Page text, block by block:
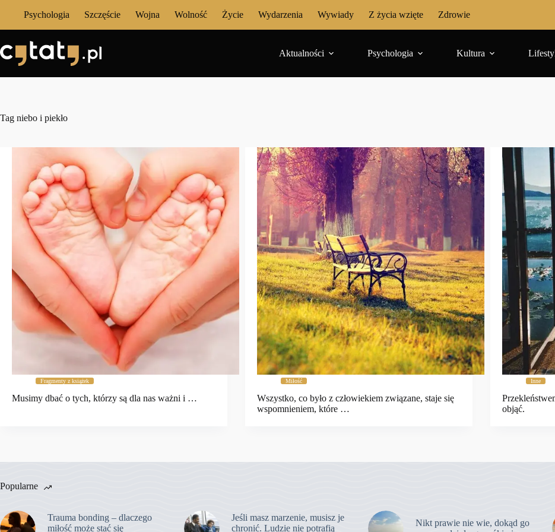
Psychologia Szczęście Wojna Wolność Życie Wydarzenia Wywiady Z życia wzięte Zdrowie
Aktualności Psychologia Kultura
Tag niebo i piekło
Fragmenty z książek
Musimy dbać o tych, którzy są dla nas ważni i …
Miłość
Wszystko, co było z człowiekiem związane, staje się
wspomnieniem, które …
Inne
objąć.
Popularne
Trauma bonding – dlaczego
miłość może stać się
Jeśli masz marzenie, musisz je
chronić. Ludzie nie potrafią
Nikt prawie nie wie, dokąd go